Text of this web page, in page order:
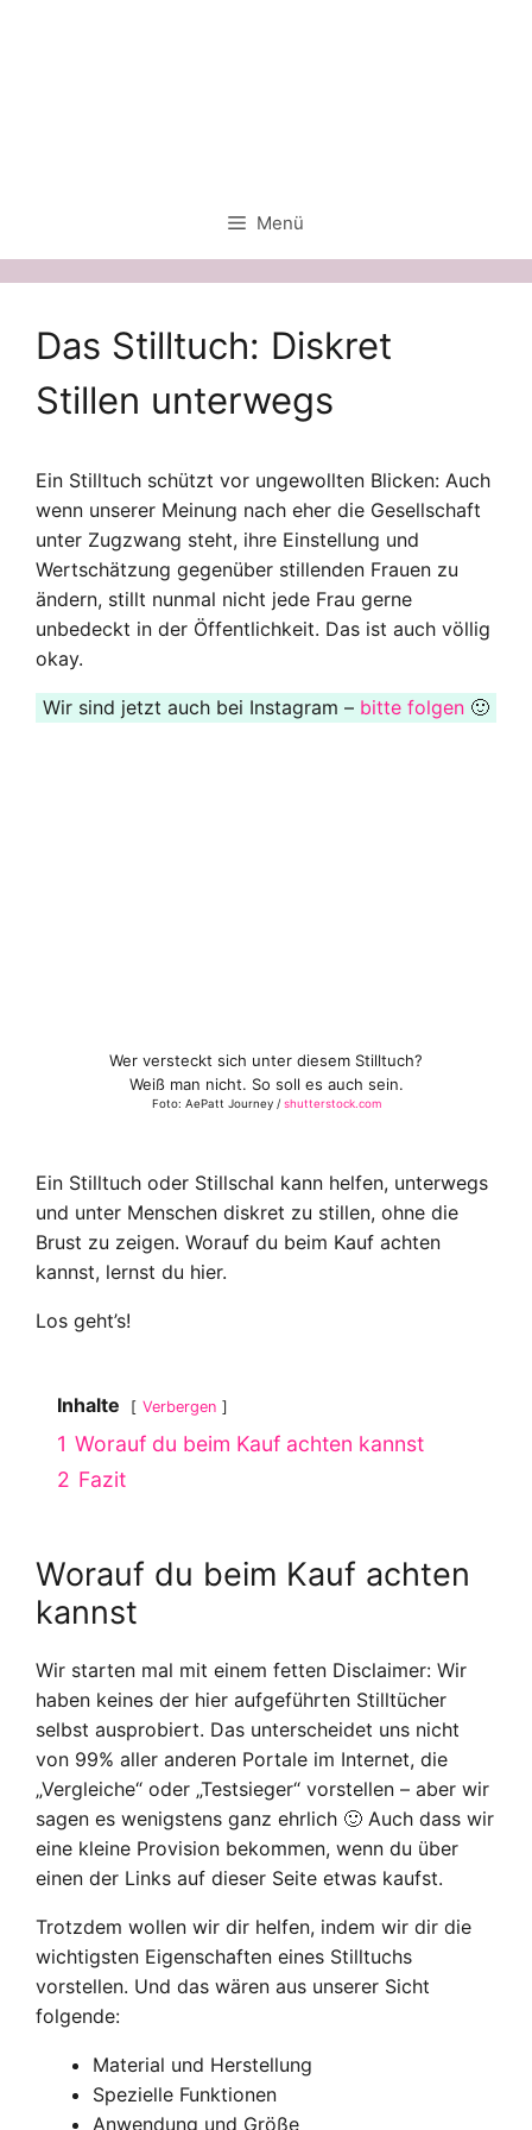
Menü
Das Stilltuch: Diskret
Stillen unterwegs
Ein Stilltuch schützt vor ungewollten Blicken: Auch
wenn unserer Meinung nach eher die Gesellschaft
unter Zugzwang steht, ihre Einstellung und
Wertschätzung gegenüber stillenden Frauen zu
ändern, stillt nunmal nicht jede Frau gerne
unbedeckt in der Öffentlichkeit. Das ist auch völlig
okay.
Wir sind jetzt auch bei Instagram – bitte folgen 🙂
Wer versteckt sich unter diesem Stilltuch?
Weiß man nicht. So soll es auch sein.
Foto: AePatt Journey / shutterstock.com
Ein Stilltuch oder Stillschal kann helfen, unterwegs
und unter Menschen diskret zu stillen, ohne die
Brust zu zeigen. Worauf du beim Kauf achten
kannst, lernst du hier.
Los geht’s!
Inhalte Verbergen
1 Worauf du beim Kauf achten kannst
2 Fazit
Worauf du beim Kauf achten
kannst
Wir starten mal mit einem fetten Disclaimer: Wir
haben keines der hier aufgeführten Stilltücher
selbst ausprobiert. Das unterscheidet uns nicht
von 99% aller anderen Portale im Internet, die
„Vergleiche“ oder „Testsieger“ vorstellen – aber wir
sagen es wenigstens ganz ehrlich 🙂 Auch dass wir
eine kleine Provision bekommen, wenn du über
einen der Links auf dieser Seite etwas kaufst.
Trotzdem wollen wir dir helfen, indem wir dir die
wichtigsten Eigenschaften eines Stilltuchs
vorstellen. Und das wären aus unserer Sicht
folgende:
Material und Herstellung
Spezielle Funktionen
Anwendung und Größe